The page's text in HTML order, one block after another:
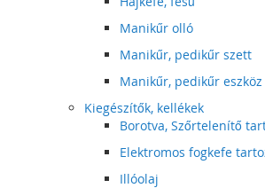
Manikűr olló
Manikűr, pedikűr szett
Manikűr, pedikűr eszköz
Kiegészítők, kellékek
Borotva, Szőrtelenítő
Elektromos fogkefe
Illóolaj